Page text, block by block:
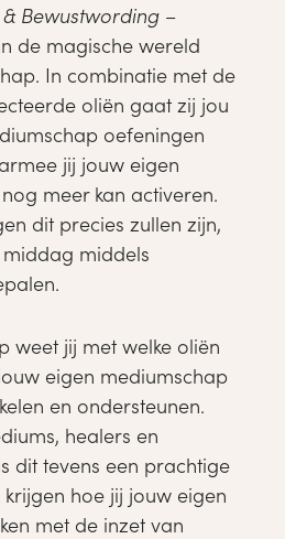
Bewustwording–
de magische wereld
In combinatie met de
oliën gaat zij jou
oefeningen
jij jouw eigen
meer kan activeren.
dit precies zullen zijn,
middels
weet jij met welke oliën
eigen mediumschap
en ondersteunen.
healers en
dit tevens een prachtige
hoe jij jouw eigen
met de inzet van